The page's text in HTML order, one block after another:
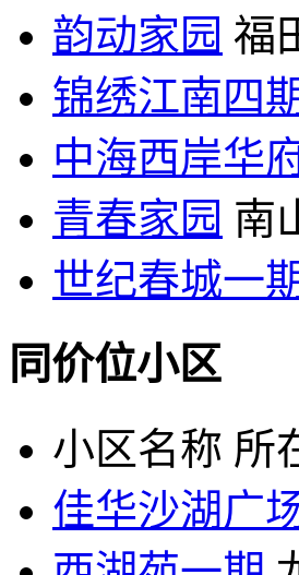
韵动家园 福
锦绣江南四
中海西岸华
青春家园 南
世纪春城一
同价位小区
小区名称 所
佳华沙湖广